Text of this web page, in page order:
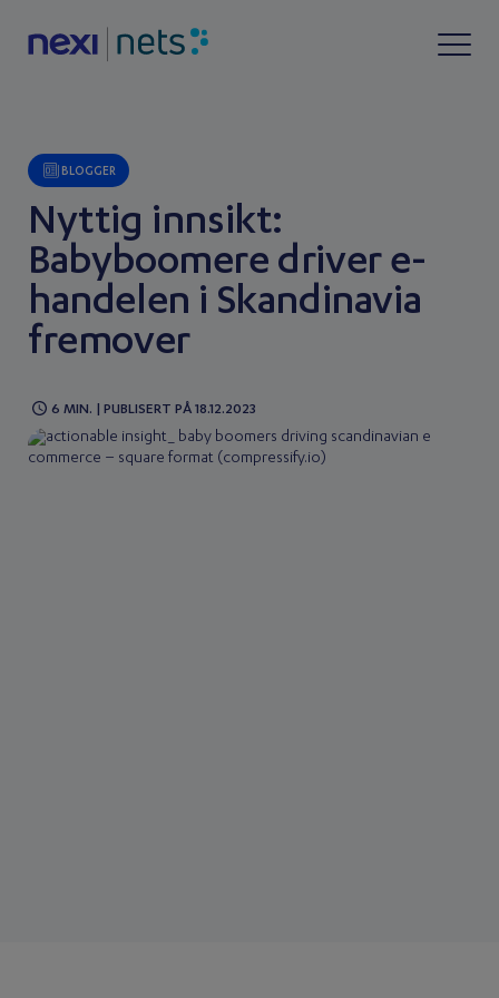
BLOGGER
Nyttig innsikt:
Babyboomere driver e-
handelen i Skandinavia
fremover
6 MIN. | PUBLISERT PÅ 18.12.2023